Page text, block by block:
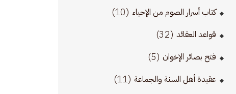
كتاب أسرار الصوم من الإحياء (10)
قواعد العقائد (32)
فتح بصائر الإخوان (5)
عقيدة أهل السنة والجماعة (11)